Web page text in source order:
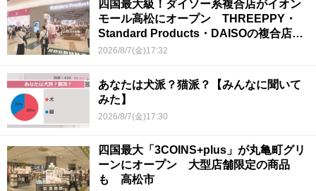
四国最大級！ダイソー系複合店がイオン
モール高松にオープン THREEPPY・
Standard Products・DAISOの複合店は
香川県初
2026/8/7(金)17:32
あなたは犬派？猫派？【みんなに聞いて
みた】
2026/8/7(金)17:30
四国最大「3COINS+plus」が丸亀町グリ
ーンにオープン 大型店舗限定の商品
も 高松市